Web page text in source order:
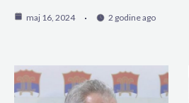
maj 16, 2024 2 godine ago